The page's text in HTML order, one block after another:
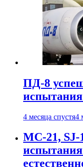
ПД-8
4 месяца спустя4
МС-21, SJ-
испытания